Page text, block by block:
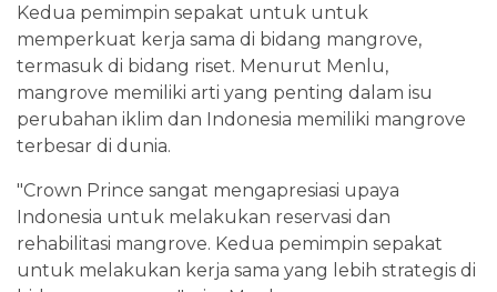
Kedua pemimpin sepakat untuk untuk
memperkuat kerja sama di bidang mangrove,
termasuk di bidang riset. Menurut Menlu,
mangrove memiliki arti yang penting dalam isu
perubahan iklim dan Indonesia memiliki mangrove
terbesar di dunia.
"Crown Prince sangat mengapresiasi upaya
Indonesia untuk melakukan reservasi dan
rehabilitasi mangrove. Kedua pemimpin sepakat
untuk melakukan kerja sama yang lebih strategis di